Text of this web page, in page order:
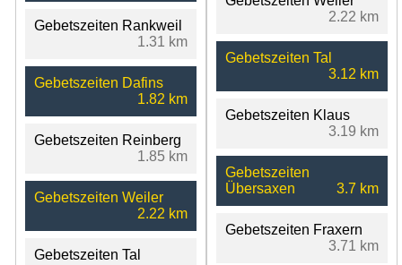
Gebetszeiten Rankweil
1.31 km
Gebetszeiten Dafins
1.82 km
Gebetszeiten Reinberg
1.85 km
Gebetszeiten Weiler
2.22 km
Gebetszeiten Tal
2.22 km
Gebetszeiten Tal
3.12 km
Gebetszeiten Klaus
3.19 km
Gebetszeiten
Übersaxen
3.7 km
Gebetszeiten Fraxern
3.71 km